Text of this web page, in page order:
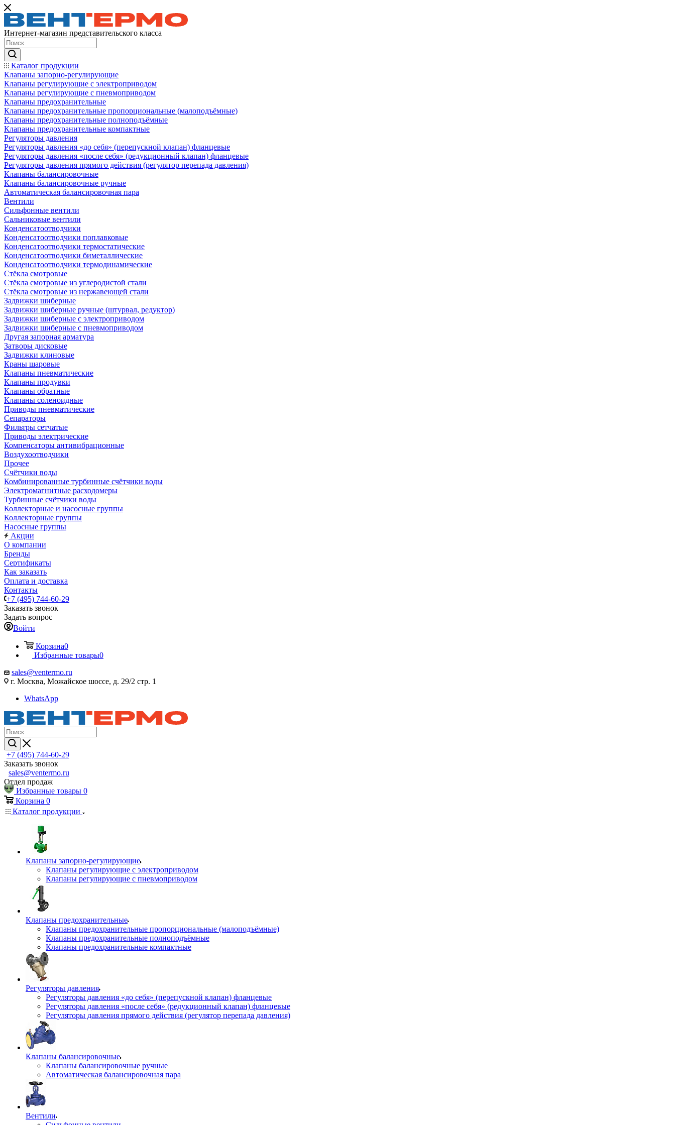
Интернет-магазин представительского класса
Каталог продукции
Клапаны запорно-регулирующие
Клапаны регулирующие с электроприводом
Клапаны регулирующие с пневмоприводом
Клапаны предохранительные
Клапаны предохранительные пропорциональные (малоподъёмные)
Клапаны предохранительные полноподъёмные
Клапаны предохранительные компактные
Регуляторы давления
Регуляторы давления «до себя» (перепускной клапан) фланцевые
Регуляторы давления «после себя» (редукционный клапан) фланцевые
Регуляторы давления прямого действия (регулятор перепада давления)
Клапаны балансировочные
Клапаны балансировочные ручные
Автоматическая балансировочная пара
Вентили
Сильфонные вентили
Сальниковые вентили
Конденсатоотводчики
Конденсатоотводчики поплавковые
Конденсатоотводчики термостатические
Конденсатоотводчики биметаллические
Конденсатоотводчики термодинамические
Стёкла смотровые
Стёкла смотровые из углеродистой стали
Стёкла смотровые из нержавеющей стали
Задвижки шиберные
Задвижки шиберные ручные (штурвал, редуктор)
Задвижки шиберные с электроприводом
Задвижки шиберные с пневмоприводом
Другая запорная арматура
Затворы дисковые
Задвижки клиновые
Краны шаровые
Клапаны пневматические
Клапаны продувки
Клапаны обратные
Клапаны соленоидные
Приводы пневматические
Сепараторы
Фильтры сетчатые
Приводы электрические
Компенсаторы антивибрационные
Воздухоотводчики
Прочее
Счётчики воды
Комбинированные турбинные счётчики воды
Электромагнитные расходомеры
Турбинные счётчики воды
Коллекторные и насосные группы
Коллекторные группы
Насосные группы
Акции
О компании
Бренды
Сертификаты
Как заказать
Оплата и доставка
Контакты
+7 (495) 744-60-29
Заказать звонок
Задать вопрос
Войти
Корзина0
Избранные товары0
sales@ventermo.ru
г. Москва, Можайское шоссе, д. 29/2 стр. 1
WhatsApp
+7 (495) 744-60-29
Заказать звонок
sales@ventermo.ru
Отдел продаж
Избранные товары 0
Корзина 0
Каталог продукции
Клапаны запорно-регулирующие
Клапаны регулирующие с электроприводом
Клапаны регулирующие с пневмоприводом
Клапаны предохранительные
Клапаны предохранительные пропорциональные (малоподъёмные)
Клапаны предохранительные полноподъёмные
Клапаны предохранительные компактные
Регуляторы давления
Регуляторы давления «до себя» (перепускной клапан) фланцевые
Регуляторы давления «после себя» (редукционный клапан) фланцевые
Регуляторы давления прямого действия (регулятор перепада давления)
Клапаны балансировочные
Клапаны балансировочные ручные
Автоматическая балансировочная пара
Вентили